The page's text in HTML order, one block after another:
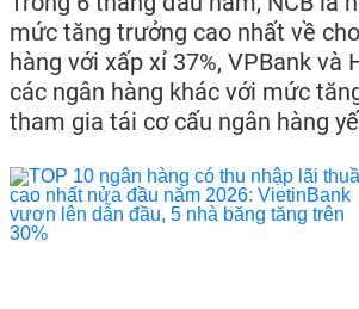
mức tăng trưởng cao nhất về
hàng với xấp xỉ 37%, VPBank và
các ngân hàng khác với mức
tham gia tái cơ cấu ngân hàng